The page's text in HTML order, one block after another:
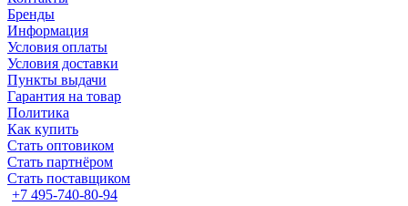
Бренды
Информация
Условия оплаты
Условия доставки
Пункты выдачи
Гарантия на товар
Политика
Как купить
Стать оптовиком
Стать партнёром
Стать поставщиком
+7 495-740-80-94